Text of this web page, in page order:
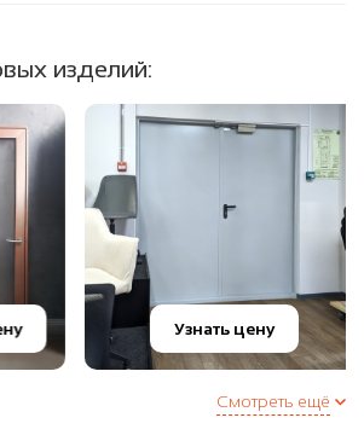
изделий:
Узнать цену
Смотреть ещё